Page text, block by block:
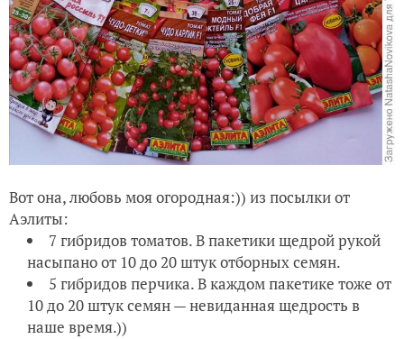
Вот она, любовь моя огородная:)) из посылки от
Аэлиты:
7 гибридов томатов. В пакетики щедрой рукой
насыпано от 10 до 20 штук отборных семян.
5 гибридов перчика. В каждом пакетике тоже от
10 до 20 штук семян — невиданная щедрость в
наше время.))